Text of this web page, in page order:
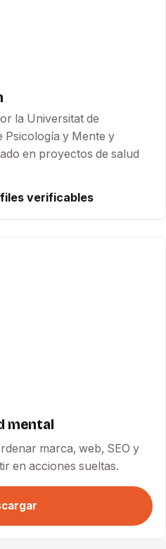
la Universitat de
Psicología y Mente y
en proyectos de salud
verificables
mental
marca, web, SEO y
en acciones sueltas.